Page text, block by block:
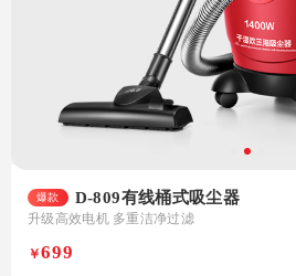
爆款 D-809有线桶式吸尘器
升级高效电机 多重洁净过滤
￥699